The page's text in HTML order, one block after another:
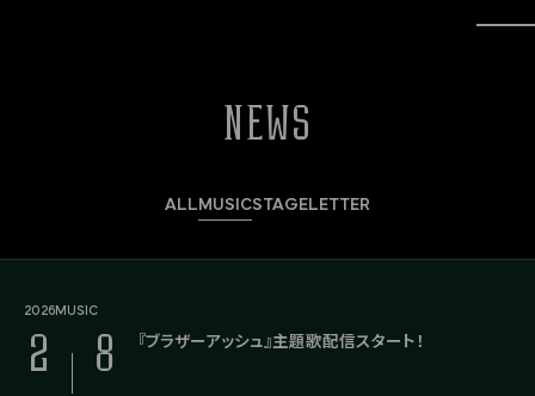
NEWS
ALLMUSICSTAGELETTER
2026MUSIC
2 8 『ブラザーアッシュ』主題歌配信スタート！